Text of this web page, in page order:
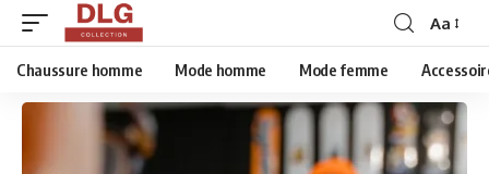
Aa
Chaussure homme Mode homme Mode femme